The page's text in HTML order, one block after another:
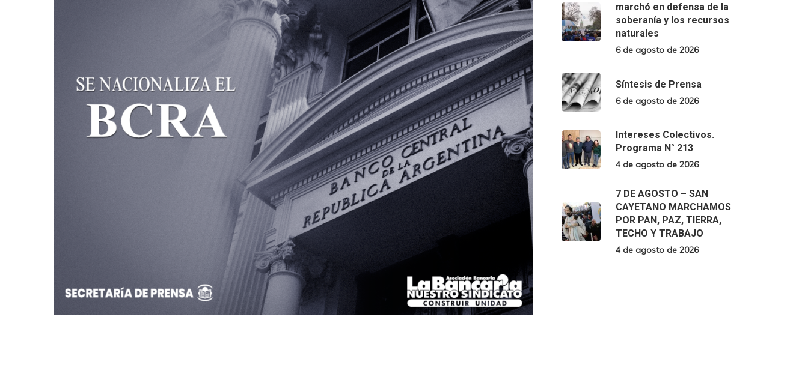
marchó en defensa de la
soberanía y los recursos
naturales
6 de agosto de 2026
Síntesis de Prensa
6 de agosto de 2026
Intereses Colectivos.
Programa N° 213
4 de agosto de 2026
7 DE AGOSTO – SAN
CAYETANO MARCHAMOS
POR PAN, PAZ, TIERRA,
TECHO Y TRABAJO
4 de agosto de 2026